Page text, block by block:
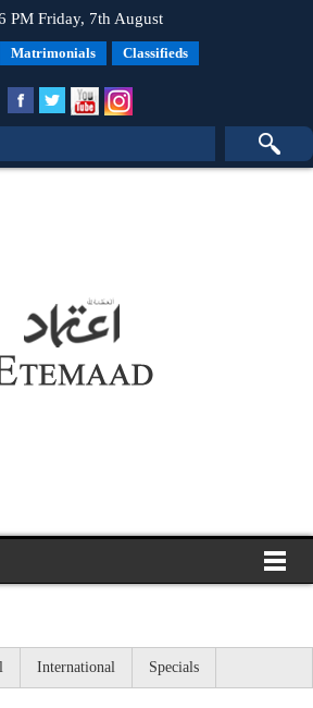
PM Friday, 7th August
Matrimonials Classifieds
International Specials